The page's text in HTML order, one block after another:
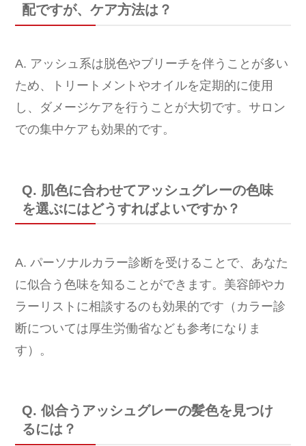
配ですが、ケア方法は？
A. アッシュ系は脱色やブリーチを伴うことが多い
ため、トリートメントやオイルを定期的に使用
し、ダメージケアを行うことが大切です。サロン
での集中ケアも効果的です。
Q. 肌色に合わせてアッシュグレーの色味
を選ぶにはどうすればよいですか？
A. パーソナルカラー診断を受けることで、あなた
に似合う色味を知ることができます。美容師やカ
ラーリストに相談するのも効果的です（カラー診
断については厚生労働省なども参考になりま
す）。
Q. 似合うアッシュグレーの髪色を見つけ
るには？